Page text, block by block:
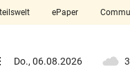
close
ePaper
Menü aufklappen
Do., 06.08.2026